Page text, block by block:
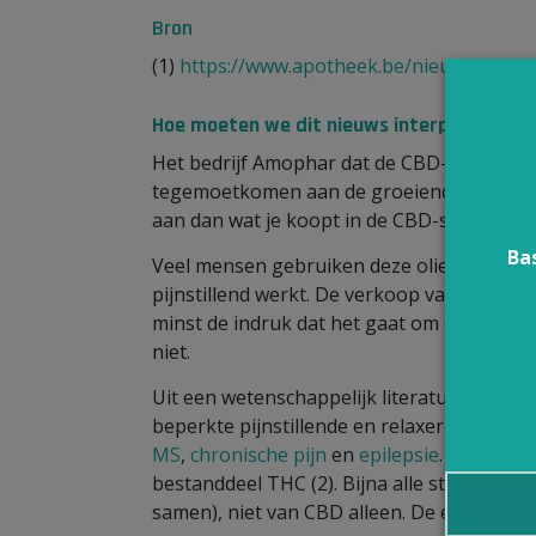
Bron
(1) https://www.apotheek.be/nieuws/
Hoe moeten we dit nieuws interpreteren?
Het bedrijf Amophar dat de CBD-
tegemoetkomen aan de groeiende vraag
aan dan wat je koopt in de CBD-shops.
Veel mensen gebruiken deze olie omdat
pijnstillend werkt. De verkoop van CBD-
minst de indruk dat het gaat om een
niet.
Uit een wetenschappelijk
beperkte pijnstillende en relaxerende
MS, chronische pijn en epilepsie. Deze
bestanddeel THC (2). Bijna alle studies
samen), niet van CBD alleen. De effecten